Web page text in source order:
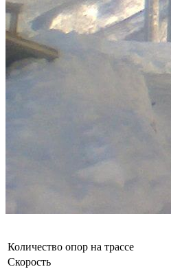
Количество опор на трассе
Скорость